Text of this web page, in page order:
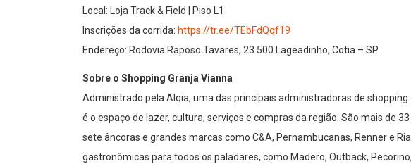
Local: Loja Track & Field | Piso L1
Inscrições da corrida: https://tr.ee/TEbFdQqf19
Endereço: Rodovia Raposo Tavares, 23.500 Lageadinho, Cotia – SP
Sobre o Shopping Granja Vianna
Administrado pela Alqia, uma das principais administradoras de shopping
é o espaço de lazer, cultura, serviços e compras da região. São mais de
sete âncoras e grandes marcas como C&A, Pernambucanas, Renner e
gastronômicas para todos os paladares, como Madero, Outback,